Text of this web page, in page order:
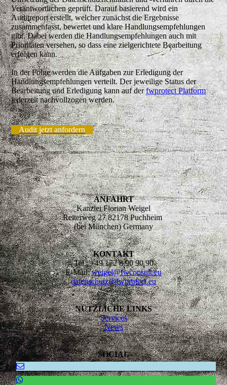
Verantwortlichen geprüft. Darauf basierend wird ein
Auditreport erstellt, welcher zunächst die Ergebnisse
zusammenfasst, bewertet und klare Handlungsempfehlungen
gibt. Dabei werden die Handlungsempfehlungen auch mit
Prioritäten versehen, so dass eine zielgerichtete Bearbeitung
erfolgen kann.
In der Folge werden die Aufgaben zur Erledigung der
Handlungsempfehlungen verteilt. Der jeweilige Status der
Bearbeitung und Erledigung kann auf derfwprotect Platform
jederzeit nachvollzogen werden.
Audit jetzt anfordern
ANFAHRT
Kanzlei Florian Weigel
Reiterweg 27 82178 Puchheim
(bei München) Germany
KONTAKT
Tel.: +49 172 8 90 90 90
E-Mail:weigel@fwconsult.eu
datenschutz@fwprotect.eu
NÜTZLICHE LINKS
Services
News
SOCIAL